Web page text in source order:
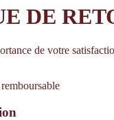
DE
de votre